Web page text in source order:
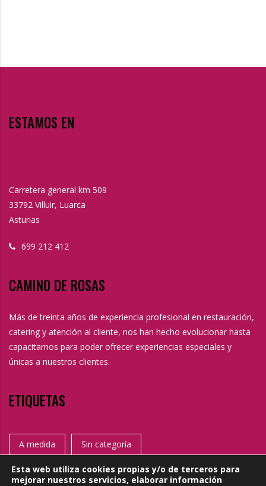
ESTAMOS EN
Carretera general km 509
33792 Villuir, Luarca
Asturias
699 212 412
CAMINO DE ROSAS
Más de treinta años de experiencia profesional en restauración,
catering y atención al cliente, nos han hecho evolucionar hasta
capacitarnos para poder ofrecer experiencias especiales y
únicas a nuestros clientes.
ETIQUETAS
A medida Sin categoría
Esta web utiliza cookies propias y/o de terceros para
mejorar nuestros servicios, elaborar información